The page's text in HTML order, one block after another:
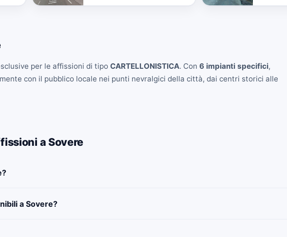
per le affissioni di tipo CARTELLONISTICA. Con 6 impianti specifici,
con il pubblico locale nei punti nevralgici della città, dai centri storici alle
a Sovere
a Sovere?